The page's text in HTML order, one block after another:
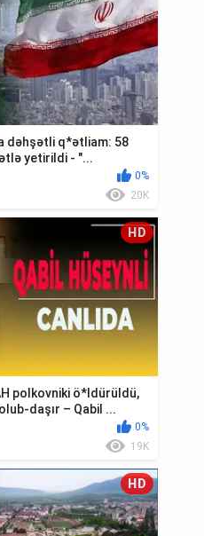
dəhşətli q*ətliam: 58
yetirildi - "...
0%
20K
HD
polkovniki ö*ldürüldü,
daşır – Qabil ...
0%
19K
HD